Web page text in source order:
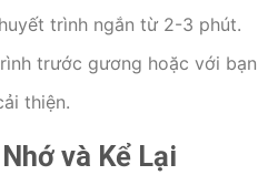
trình ngắn từ 2-3 phút.
trước gương hoặc với
thiện.
và Kể Lại